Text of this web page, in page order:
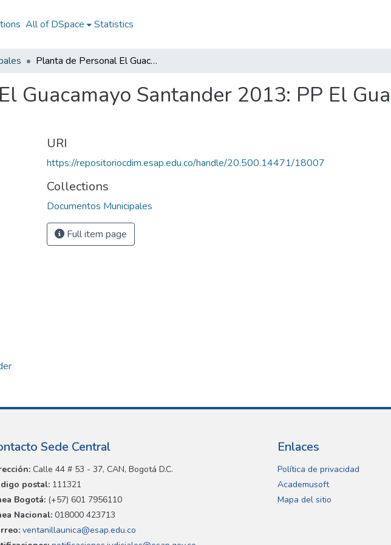
All of DSpace Statistics
Planta de Personal El Guacamayo Santander 2013: PP El Guacamayo Santander 2013
Guacamayo Santander 2013: PP El
URI
https://repositoriocdim.esap.edu.co/handle/20.500.14471/18007
Collections
Documentos Municipales
Full item page
Sede Central
Calle 44 # 53 - 37, CAN, Bogotá D.C.
postal: 111321
Bogotá: (+57) 601 7956110
Nacional: 018000 423713
ventanillaunica@esap.edu.co
Enlaces
Política de privacidad
Academusoft
Mapa del sitio